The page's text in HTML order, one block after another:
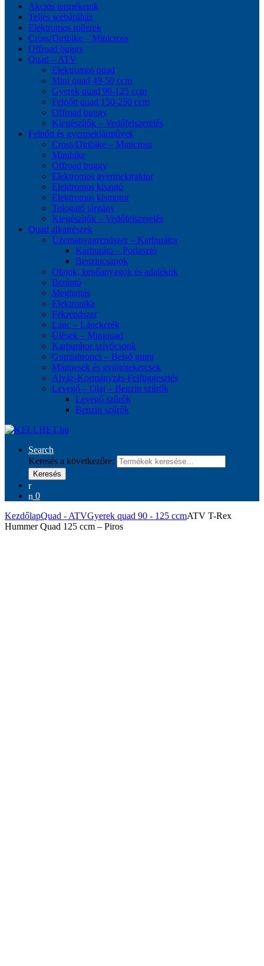
Akciós termékeink
Teljes webárúház
Elektromos rollerek
Cross/Dirtbike – Minicross
Offroad buggy
Quad – ATV
Elektromos quad
Mini quad 49-50 ccm
Gyerek quad 90-125 ccm
Felnőtt quad 150-250 ccm
Offroad buggy
Kiegészítők – Vedőfelszerelés
Felnőtt és gyermekjárművek
Cross/Dirtbike – Minicross
Minibike
Offroad buggy
Elektromos gyermektraktor
Elektromos kisautó
Elektromos kismotor
Tologató járgány
Kiegészítők – Vedőfelszerelés
Quad alkatrészek
Üzemanyagrendszer – Karburátor
Karburáto – Porlasztó
Benzincsapok
Olajok, kenőanyagok és adalékok
Berántó
Meghajtás
Elektronika
Fékrendszer
Lánc – Lánckerék
Ülések – Miniquad
Karburátor szívócsonk
Gumiabroncs – Belső gumi
Mágnesek és gyújtótekercsek
Alváz-Kormányzás-Felfüggesztés
Levegő – Olaj – Benzin szűrők
Levegő szűrők
Benzin szűrők
Search
Keresés a következőre:
Keresés
0
KezdőlapQuad - ATVGyerek quad 90 - 125 ccmATV T-Rex
Hummer Quad 125 ccm – Piros